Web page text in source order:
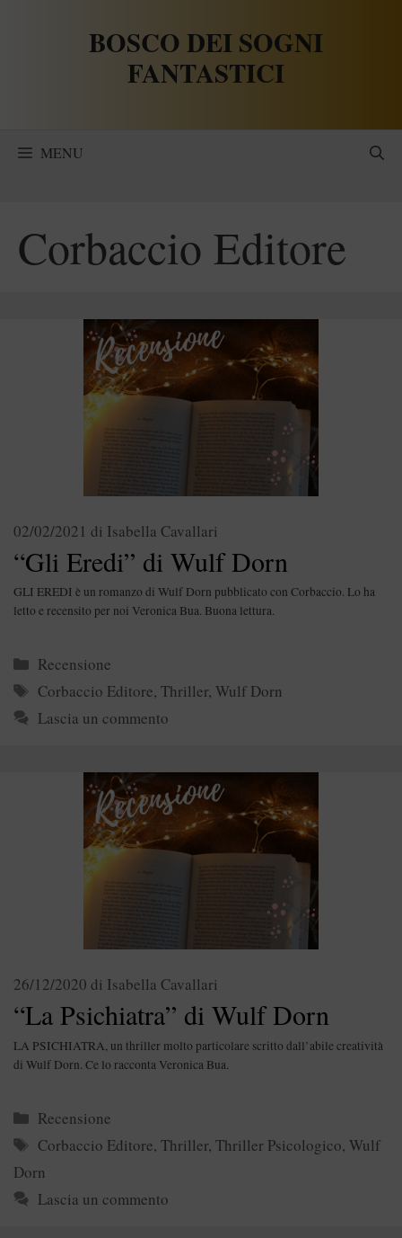
BOSCO DEI SOGNI
FANTASTICI
MENU
Corbaccio Editore
“Gli Eredi” di Wulf Dorn
02/02/2021 di Isabella Cavallari
GLI EREDI è un romanzo di Wulf Dorn pubblicato con Corbaccio. Lo ha
letto e recensito per noi Veronica Bua. Buona lettura.
Categorie
Recensione
Tag
Corbaccio Editore,Thriller,Wulf Dorn
Lascia un commento
“La Psichiatra” di Wulf Dorn
26/12/2020 di Isabella Cavallari
LA PSICHIATRA, un thriller molto particolare scritto dall’abile creatività
di Wulf Dorn. Ce lo racconta Veronica Bua.
Categorie
Recensione
Tag
Corbaccio Editore,Thriller,Thriller Psicologico,Wulf
Dorn
Lascia un commento